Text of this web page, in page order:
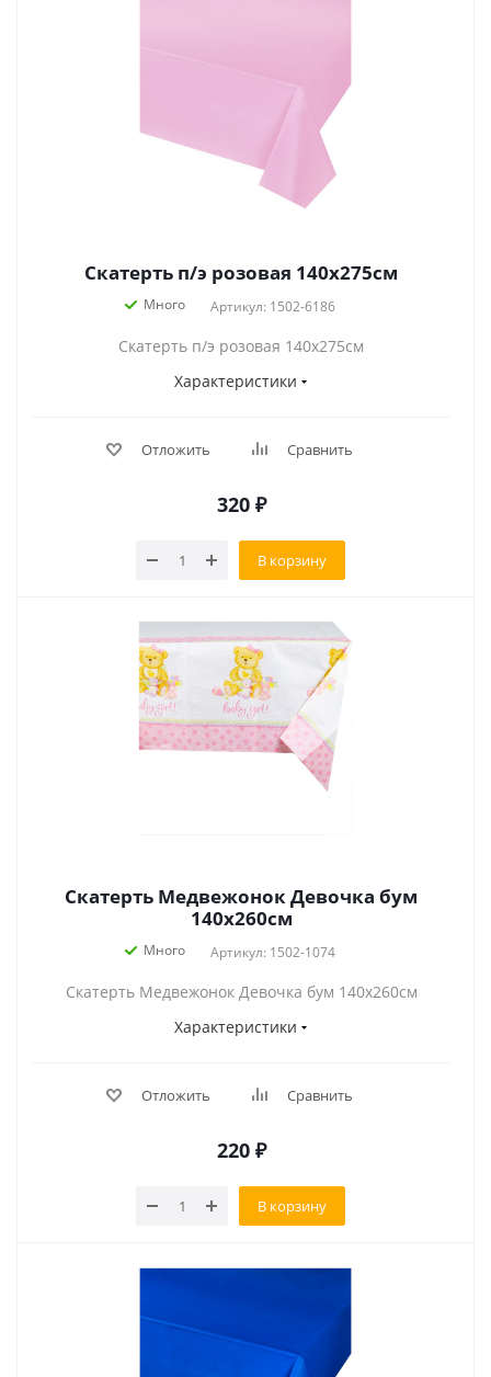
Скатерть п/э розовая 140х275см
Много Артикул: 1502-6186
Скатерть п/э розовая 140х275см
Характеристики
Отложить Сравнить
320 ₽
В корзину
Скатерть Медвежонок Девочка бум
140х260см
Много Артикул: 1502-1074
Скатерть Медвежонок Девочка бум 140х260см
Характеристики
Отложить Сравнить
220 ₽
В корзину